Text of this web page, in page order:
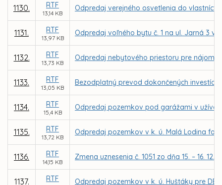
1130. RTF
13,14 KB
Odpredaj verejného osvetlenia do
1131. RTF
13,97 KB
Odpredaj voľného bytu č. 1 na ul. Jarná 3 v
1132. RTF
13,73 KB
Odpredaj nebytového priestoru pre
1133. RTF
13,05 KB
Bezodplatný prevod dokončených
1134. RTF
15,4 KB
Odpredaj pozemkov pod garážami v
1135. RTF
13,72 KB
Odpredaj pozemkov v k. ú. Malá Lodina
1136. RTF
14,15 KB
Zmena uznesenia č. 1051 zo dňa 15. – 16.
1137. RTF Odpredaj pozemkov v k. ú. Huštáky pre